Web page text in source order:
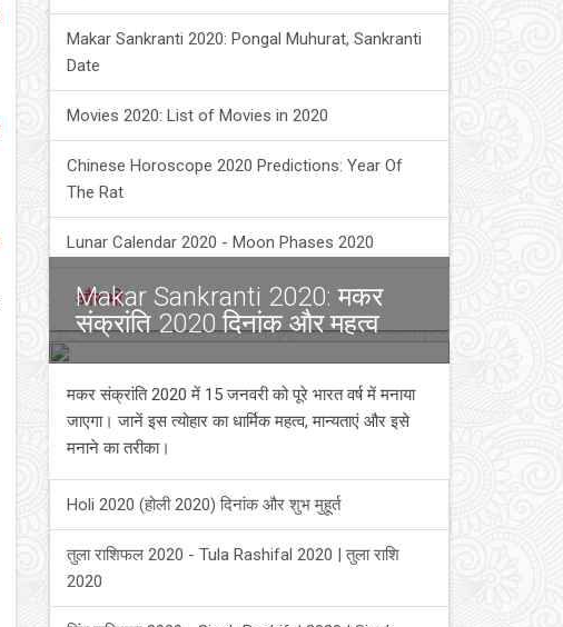
Makar Sankranti 2020: Pongal Muhurat, Sankranti
Date
Movies 2020: List of Movies in 2020
Chinese Horoscope 2020 Predictions: Year Of
The Rat
Lunar Calendar 2020 - Moon Phases 2020
और भी
Makar Sankranti 2020: मकर
संक्रांति 2020 दिनांक और महत्व
मकर संक्रांति 2020 में 15 जनवरी को पूरे भारत वर्ष में मनाया
जाएगा। जानें इस त्योहार का धार्मिक महत्व, मान्यताएं और इसे
मनाने का तरीका।
Holi 2020 (होली 2020) दिनांक और शुभ मुहूर्त
तुला राशिफल 2020 - Tula Rashifal 2020 | तुला राशि
2020